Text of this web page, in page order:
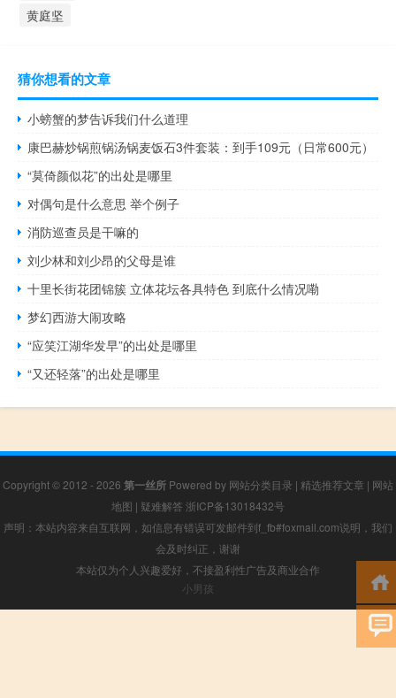
黄庭坚
猜你想看的文章
小螃蟹的梦告诉我们什么道理
康巴赫炒锅煎锅汤锅麦饭石3件套装：到手109元（日常600元）
“莫倚颜似花”的出处是哪里
对偶句是什么意思 举个例子
消防巡查员是干嘛的
刘少林和刘少昂的父母是谁
十里长街花团锦簇 立体花坛各具特色 到底什么情况嘞
梦幻西游大闹攻略
“应笑江湖华发早”的出处是哪里
“又还轻落”的出处是哪里
Copyright © 2012 - 2026 第一丝所 Powered by 网站分类目录 | 精选推荐文章 | 网站
地图 | 疑难解答 浙ICP备13018432号
声明：本站内容来自互联网，如信息有错误可发邮件到f_fb#foxmail.com说明，我们
会及时纠正，谢谢
本站仅为个人兴趣爱好，不接盈利性广告及商业合作
小男孩